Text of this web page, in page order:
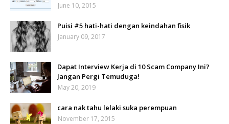
June 10, 2015
Puisi #5 hati-hati dengan keindahan fisik
January 09, 2017
Dapat Interview Kerja di 10 Scam Company Ini?
Jangan Pergi Temuduga!
May 20, 2019
cara nak tahu lelaki suka perempuan
November 17, 2015